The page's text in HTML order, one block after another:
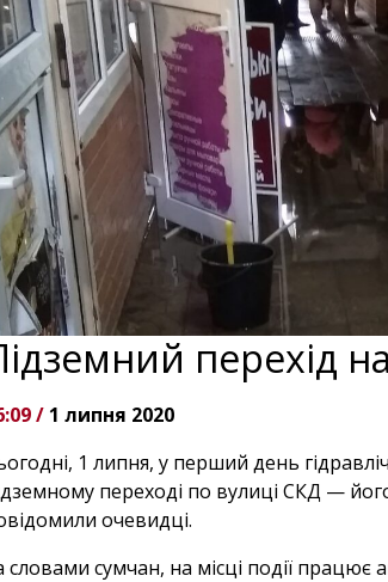
перехід
/ 1 липня 2020
1 липня, у перший день
переході по вулиці СКД —
очевидці.
словами сумчан, на місці події